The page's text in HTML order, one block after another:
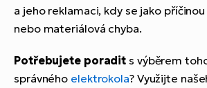
a jeho reklamaci, kdy se jako
nebo materiálová chyba.
Potřebujete poradit s výběrem
správného elektrokola? Využijte